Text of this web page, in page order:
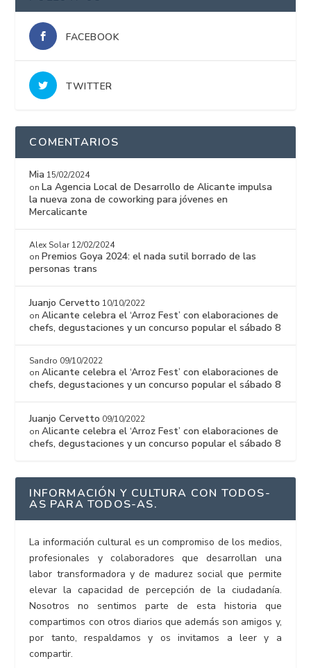
FACEBOOK
TWITTER
COMENTARIOS
Mia 15/02/2024
on La Agencia Local de Desarrollo de Alicante impulsa
la nueva zona de coworking para jóvenes en
Mercalicante
Alex Solar 12/02/2024
on Premios Goya 2024: el nada sutil borrado de las
personas trans
Juanjo Cervetto 10/10/2022
onAlicante celebra el ‘Arroz Fest’ con elaboraciones de
chefs, degustaciones y un concurso popular el sábado 8
Sandro 09/10/2022
onAlicante celebra el ‘Arroz Fest’ con elaboraciones de
chefs, degustaciones y un concurso popular el sábado 8
Juanjo Cervetto 09/10/2022
onAlicante celebra el ‘Arroz Fest’ con elaboraciones de
chefs, degustaciones y un concurso popular el sábado 8
INFORMACIÓN Y CULTURA CON TODOS-
AS PARA TODOS-AS.
La información cultural es un compromiso de los medios,
profesionales y colaboradores que desarrollan una
labor transformadora y de madurez social que permite
elevar la capacidad de percepción de la ciudadanía.
Nosotros no sentimos parte de esta historia que
compartimos con otros diarios que además son amigos y,
por tanto, respaldamos y os invitamos a leer y a
compartir.